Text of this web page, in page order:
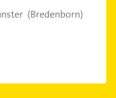
(Bredenborn)